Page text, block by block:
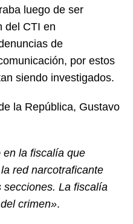
luego de ser
del CTI en
de
por estos
siendo investigados.
la República, Gustavo
en la fiscalía que
red narcotraficante
La fiscalía
crimen».